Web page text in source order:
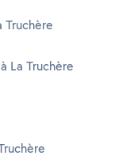
Truchère
La Truchère